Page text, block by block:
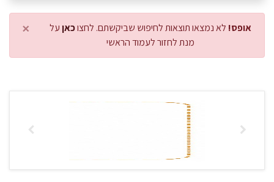
× אופס! לא נמצאו תוצאות לחיפוש שביקשתם. לחצוכאןעל
מנת לחזור לעמוד הראשי